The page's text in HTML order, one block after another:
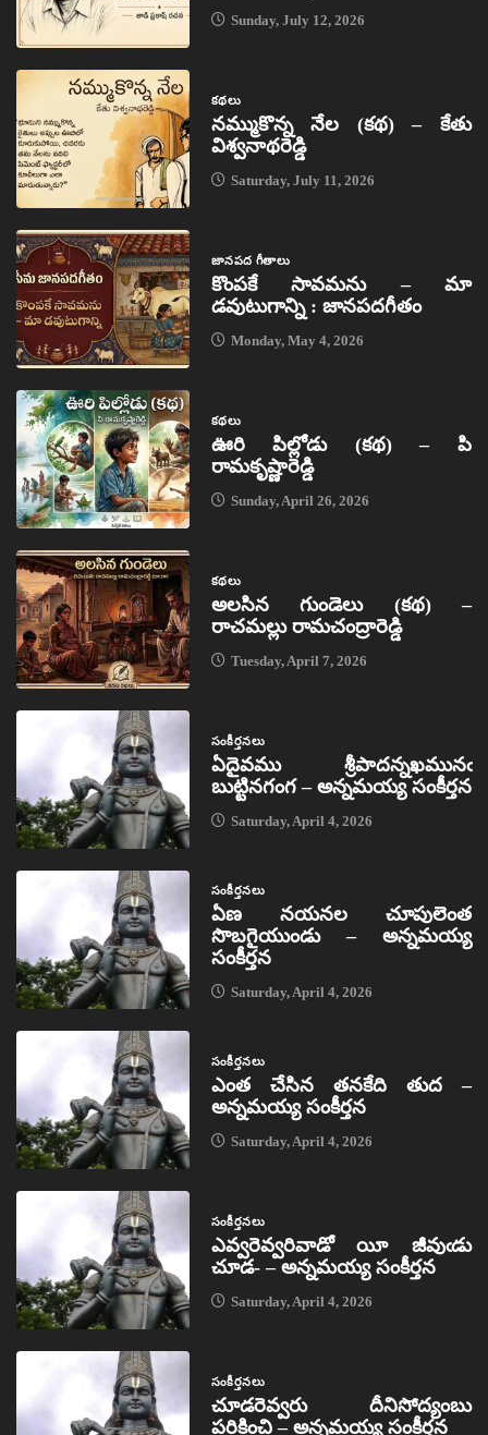
Sunday, July 12, 2026
కథలు
నమ్ముకొన్న నేల (కథ) – కేతు
విశ్వనాథరెడ్డి
Saturday, July 11, 2026
జానపద గీతాలు
కొంపకే సావమను – మా
డవుటుగాన్ని : జానపదగీతం
Monday, May 4, 2026
కథలు
ఊరి పిల్లోడు (కథ) – పి
రామకృష్ణారెడ్డి
Sunday, April 26, 2026
కథలు
అలసిన గుండెలు (కథ) –
రాచమల్లు రామచంద్రారెడ్డి
Tuesday, April 7, 2026
సంకీర్తనలు
ఏదైవము శ్రీపాదన్నఖమునఁ
బుట్టినగంగ – అన్నమయ్య సంకీర్తన
Saturday, April 4, 2026
సంకీర్తనలు
ఏణ నయనల చూపులెంత
సొబగైయుండు – అన్నమయ్య
సంకీర్తన
Saturday, April 4, 2026
సంకీర్తనలు
ఎంత చేసిన తనకేది తుద –
అన్నమయ్య సంకీర్తన
Saturday, April 4, 2026
సంకీర్తనలు
ఎవ్వరెవ్వరివాడో యీ జీవుఁడు
చూడ- – అన్నమయ్య సంకీర్తన
Saturday, April 4, 2026
సంకీర్తనలు
చూడరెవ్వరు దీనిసోద్యంబు
పరికించి – అన్నమయ్య సంకీర్తన